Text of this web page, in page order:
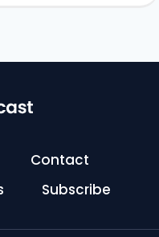
Contact
Subscribe